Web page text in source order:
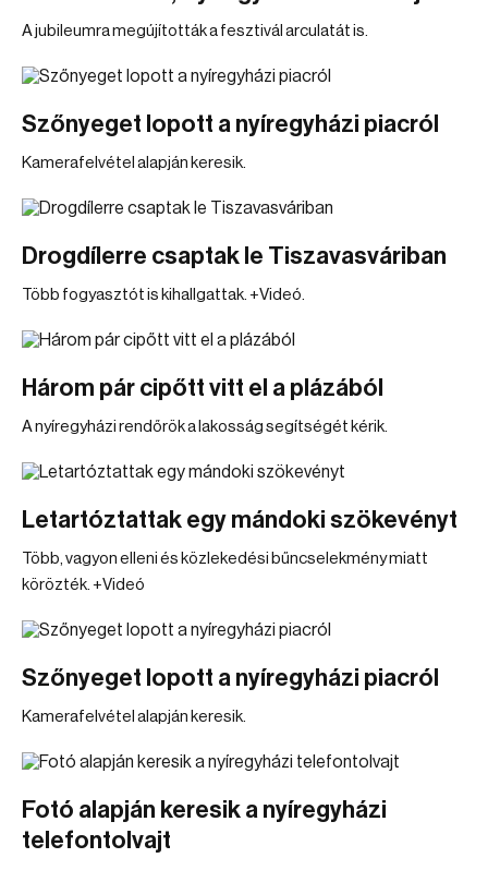
A jubileumra megújították a fesztivál arculatát is.
Szőnyeget lopott a nyíregyházi piacról
Kamerafelvétel alapján keresik.
Drogdílerre csaptak le Tiszavasváriban
Több fogyasztót is kihallgattak. +Videó.
Három pár cipőtt vitt el a plázából
A nyíregyházi rendőrök a lakosság segítségét kérik.
Letartóztattak egy mándoki szökevényt
Több, vagyon elleni és közlekedési bűncselekmény miatt
körözték. +Videó
Szőnyeget lopott a nyíregyházi piacról
Kamerafelvétel alapján keresik.
Fotó alapján keresik a nyíregyházi
telefontolvajt